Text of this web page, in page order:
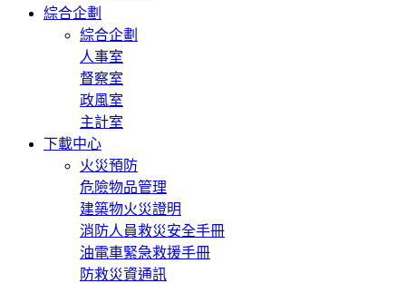
綜合企劃
綜合企劃
人事室
督察室
政風室
主計室
下載中心
火災預防
危險物品管理
建築物火災證明
消防人員救災安全手冊
油電車緊急救援手冊
防救災資通訊